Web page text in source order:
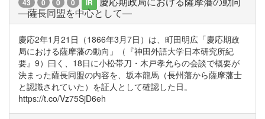
43 0 0 0 IR
―薩長同盟を中心として―
慶応2年1月21日（1866年3月7日）は、町田明広「慶応期政
局における薩摩藩の動向」（『神田外語大学日本研究所紀
要』9）曰く、18日に小松帯刀・木戸孝允らの会談で概要が
決まった薩長同盟の内容を、坂本龍馬（長州藩から薩摩藩士
と認識されていた）を証人として確認した日。
https://t.co/Vz75SjD6eh